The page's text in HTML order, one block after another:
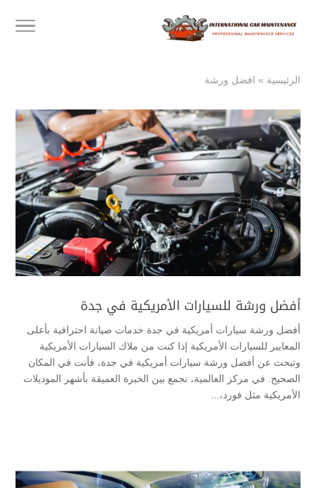
الرئيسية » افضل ورشة
أفضل ورشة للسيارات الأمريكية في جدة
أفضل ورشة سيارات أمريكية في جدة خدمات صيانة احترافية بأعلى
المعايير للسيارات الأمريكية إذا كنت من ملاك السيارات الأمريكية
وتبحث عن أفضل ورشة سيارات أمريكية في جدة، فأنت في المكان
الصحيح. في مركز العالمية، نجمع بين الخبرة العميقة بأشهر الموديلات
الأمريكية مثل فورد،...